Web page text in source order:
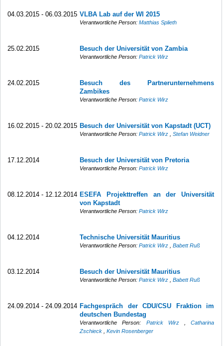
04.03.2015 - 06.03.2015 VLBA Lab auf der WI 2015
Verantwortliche Person:Matthias Splieth
25.02.2015 Besuch der Universität von Zambia
Verantwortliche Person:Patrick Wirz
24.02.2015
Besuch des Partnerunternehmens
Zambikes
Verantwortliche Person:Patrick Wirz
16.02.2015 - 20.02.2015 Besuch der Universität von Kapstadt (UCT)
Verantwortliche Person:Patrick Wirz ,Stefan Weidner
17.12.2014 Besuch der Universität von Pretoria
Verantwortliche Person:Patrick Wirz
08.12.2014 - 12.12.2014 ESEFA Projekttreffen an der Universität
von Kapstadt
Verantwortliche Person:Patrick Wirz
04.12.2014 Technische Universität Mauritius
Verantwortliche Person:Patrick Wirz ,Babett Ruß
03.12.2014 Besuch der Universität Mauritius
Verantwortliche Person:Patrick Wirz ,Babett Ruß
24.09.2014 - 24.09.2014 Fachgespräch der CDU/CSU Fraktion im
deutschen Bundestag
Verantwortliche Person: Patrick Wirz ,Catharina
Zschieck
,Kevin Rosenberger